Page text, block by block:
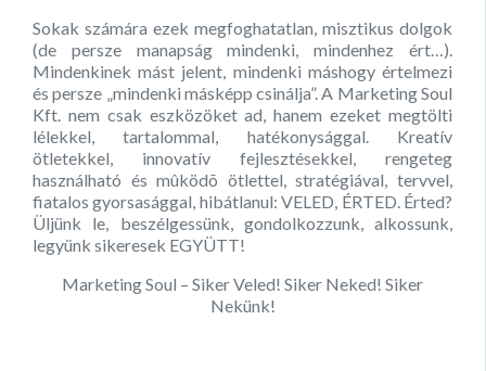
Sokak számára ezek megfoghatatlan, misztikus dolgok
(de persze manapság mindenki, mindenhez ért…).
Mindenkinek mást jelent, mindenki máshogy értelmezi
és persze „mindenki másképp csinálja”. A Marketing Soul
Kft. nem csak eszközöket ad, hanem ezeket megtölti
lélekkel, tartalommal, hatékonysággal. Kreatív
ötletekkel, innovatív fejlesztésekkel, rengeteg
használható és mûködõ ötlettel, stratégiával, tervvel,
fiatalos gyorsasággal, hibátlanul: VELED, ÉRTED. Érted?
Üljünk le, beszélgessünk, gondolkozzunk, alkossunk,
legyünk sikeresek EGYÜTT!
Marketing Soul – Siker Veled! Siker Neked! Siker
Nekünk!